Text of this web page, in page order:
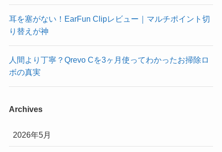
耳を塞がない！EarFun Clipレビュー｜マルチポイント切
り替えが神
人間より丁寧？Qrevo Cを3ヶ月使ってわかったお掃除ロ
ボの真実
Archives
2026年5月